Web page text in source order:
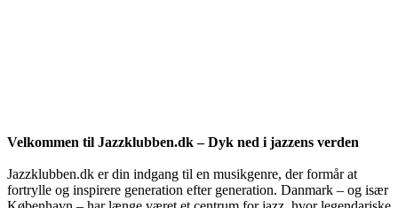
Velkommen til Jazzklubben.dk – Dyk ned i jazzens verden
Jazzklubben.dk er din indgang til en musikgenre, der formår at
fortrylle og inspirere generation efter generation. Danmark – og især